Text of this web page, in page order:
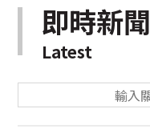
即時新聞
Latest